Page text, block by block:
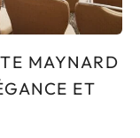
MAYNARD
ET